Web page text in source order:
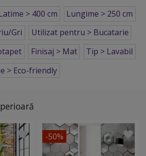
> 400 cm
Lungime > 250 cm
Gri
Utilizat pentru > Bucatarie
Finisaj > Mat
Tip > Lavabil
> Eco-friendly
-50%